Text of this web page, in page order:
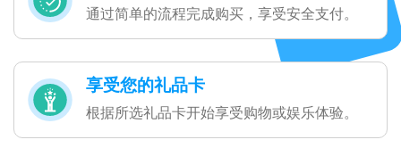
通过简单的流程完成购买，享受安全支付。
享受您的礼品卡
根据所选礼品卡开始享受购物或娱乐体验。